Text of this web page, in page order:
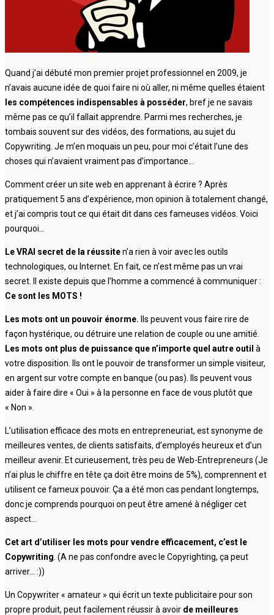
Quand j’ai débuté mon premier projet professionnel en 2009, je
n’avais aucune idée de quoi faire ni où aller, ni même quelles étaient
les compétences indispensables à posséder, bref je ne savais
même pas ce qu’il fallait apprendre. Parmi mes recherches, je
tombais souvent sur des vidéos, des formations, au sujet du
Copywriting. Je m’en moquais un peu, pour moi c’était l’une des
choses qui n’avaient vraiment pas d’importance…
Comment créer un site web en apprenant à écrire ? Après
pratiquement 5 ans d’expérience, mon opinion à totalement changé,
et j’ai compris tout ce qui était dit dans ces fameuses vidéos. Voici
pourquoi…
Le VRAI secret de la réussiten’a rien à voir avec les outils
technologiques, ou Internet. En fait, ce n’est même pas un vrai
secret. Il existe depuis que l’homme a commencé à communiquer :
Ce sont les MOTS !
Les mots ont un pouvoir énorme. Ils peuvent vous faire rire de
façon hystérique, ou détruire une relation de couple ou une amitié.
Les mots ont plus de puissance que n’importe quel autre outil à
votre disposition. Ils ont le pouvoir de transformer un simple visiteur,
en argent sur votre compte en banque (ou pas). Ils peuvent vous
aider à faire dire « Oui » à la personne en face de vous plutôt que
« Non ».
L’utilisation efficace des mots en entrepreneuriat, est synonyme de
meilleures ventes, de clients satisfaits, d’employés heureux et d’un
meilleur avenir. Et curieusement, très peu de Web-Entrepreneurs (Je
n’ai plus le chiffre en tête ça doit être moins de 5%), comprennent et
utilisent ce fameux pouvoir. Ça a été mon cas pendant longtemps,
donc je comprends pourquoi on peut être amené à négliger cet
aspect…
Cet art d’utiliser les mots pour vendre efficacement, c’est le
Copywriting . (A ne pas confondre avec le Copyrighting, ça peut
arriver… :))
Un Copywriter « amateur » qui écrit un texte publicitaire pour son
propre produit, peut facilement réussir à avoir de meilleures